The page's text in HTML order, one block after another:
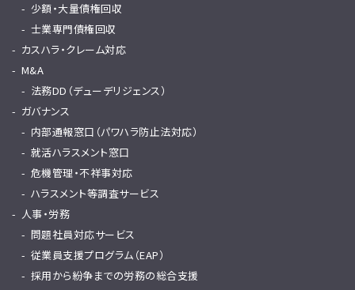
少額・大量債権回収
士業専門債権回収
カスハラ・クレーム対応
M&A
法務DD（デューデリジェンス）
ガバナンス
内部通報窓口（パワハラ防止法対応）
就活ハラスメント窓口
危機管理・不祥事対応
ハラスメント等調査サービス
人事・労務
問題社員対応サービス
従業員支援プログラム（EAP）
採用から紛争までの労務の総合支援